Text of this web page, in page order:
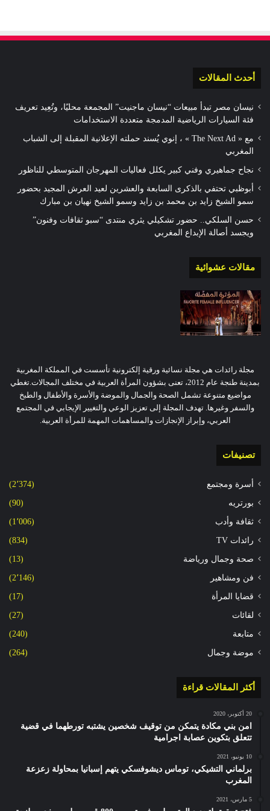
أحدث المقالات
نيسان مصر تبدأ مبيعات “نيسان ماجنيت” المجمعة محليًا، وتُعِيد تعريف
فئة السيارات الرياضية المدمجة متعددة الاستخدامات
مع « The Next Ad » ، إنوي يُسند حملته الإعلانية المقبلة إلى الشباب
المغربي
نجاح جماهيري وفني كبير يكلل فعاليات المهرجان المتوسطي للناظور
أبوظبي تحتفي بالذكرى السابعة والعشرين لعيد العرش المجيد بحضور
سمو الشيخ زايد بن محمد بن زايد وسمو الشيخ نهيان بن مبارك
حسن السلكي.. حضور تشكيلي يثري منتدى “سبو ثقافات وفنون”
ويجسد أصالة الإبداع المغربي
مقالات عشوائية
مجلة رائدات هي مجلة نسائية ورقية إلكترونية تأسست في المملكة المغربية
بمدينة طنجة عام 2012، تعنى بشؤون المرأة العربية في مختلف المجالات.تغطي
مواضيع متنوعة تشمل الصحة والجمال والموضة والأسرة والأطفال والطبخ
والسفر وغيرها. تهدف المجلة إلى تعزيز الوعي والتغيير الإيجابي في المجتمع
العربي، وإبراز الإنجازات والمساهمات المهمة للمرأة العربية.
تصنيفات
أسرة ومجتمع (2٬374)
بورتريه (90)
ثقافة وأدب (1٬006)
رائدات TV (834)
صحة وجمال ورياضة (13)
فن ومشاهير (2٬146)
قضايا المرأة (17)
لقائات (27)
متابعة (240)
موضة وجمال (264)
أكثر المقالات قراءة
20 أكتوبر، 2020
امن بني مكادة يتمكن من توقيف شخصين يشتبه تورطهما في قضية
تتعلق بتكوين عصابة اجرامية
10 يونيو، 2021
برلماني التشيكي، توماس ديشوفسكي يتهم إسبانيا بمحاولة زعزعة
المغرب
5 مارس، 2021